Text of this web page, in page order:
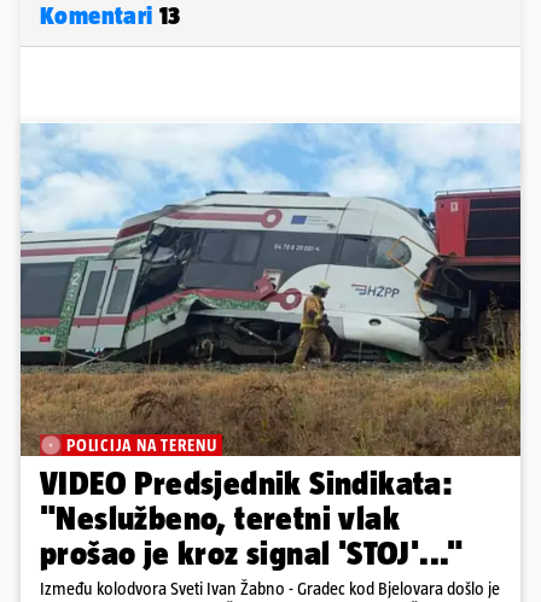
Komentari 13
POLICIJA NA TERENU
VIDEO Predsjednik Sindikata:
"Neslužbeno, teretni vlak
prošao je kroz signal 'STOJ'..."
Između kolodvora Sveti Ivan Žabno - Gradec kod Bjelovara došlo je